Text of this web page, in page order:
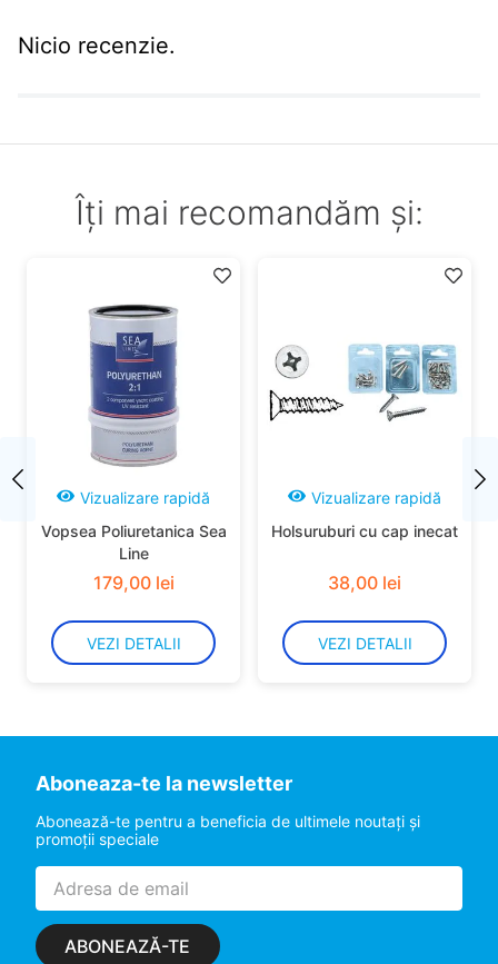
Nicio recenzie.
Îți mai recomandăm și:
Vizualizare rapidă
Vopsea Poliuretanica Sea
Line
179,00 lei
VEZI DETALII
Vizualizare rapidă
Holsuruburi cu cap inecat
38,00 lei
VEZI DETALII
Aboneaza-te la newsletter
Abonează-te pentru a beneficia de ultimele noutaţi şi
promoţii speciale
ABONEAZĂ-TE